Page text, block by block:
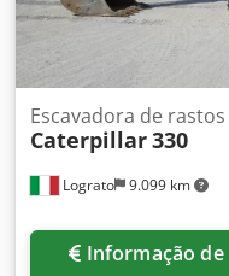
Lograto 9.099 km
Escavadora de rastos
Caterpillar330